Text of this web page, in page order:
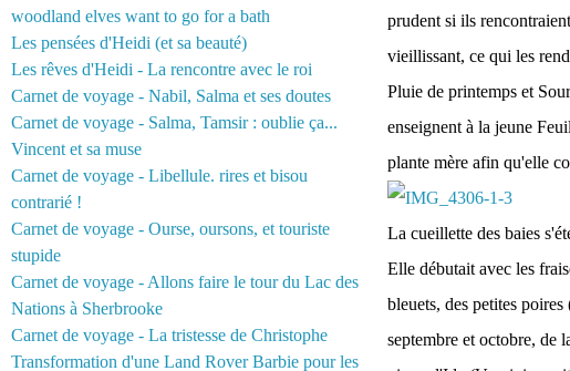
woodland elves want to go for a bath
Les pensées d'Heidi (et sa beauté)
Les rêves d'Heidi - La rencontre avec le roi
Carnet de voyage - Nabil, Salma et ses doutes
Carnet de voyage - Salma, Tamsir : oublie ça...
Vincent et sa muse
Carnet de voyage - Libellule. rires et bisou
contrarié !
Carnet de voyage - Ourse, oursons, et touriste
stupide
Carnet de voyage - Allons faire le tour du Lac des
Nations à Sherbrooke
Carnet de voyage - La tristesse de Christophe
Transformation d'une Land Rover Barbie pour les
prudent si ils
vieillissant, ce qui les
Pluie de printemps et
enseignent à la jeune
plante mère afin qu'elle
La cueillette des baies
Elle débutait avec les
bleuets, des petites
septembre et octobre, de